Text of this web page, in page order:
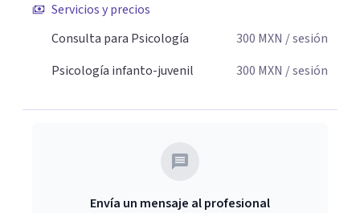
Servicios y precios
Consulta para Psicología
300 MXN / sesión
Psicología infanto-juvenil
300 MXN / sesión
Envía un mensaje al profesional